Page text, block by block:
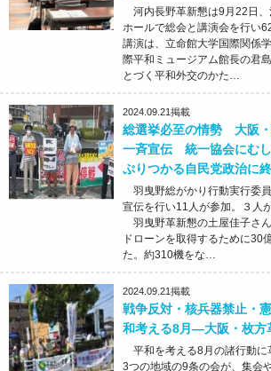
河内長野革新懇は9月22日、
ホールで総会と講演会を行い
講演は、立命館大学国際関係
際平和ミュージアム館長の君
とづく平和外交のかた…
2024.09.21掲載
総選挙必至の情勢 大阪
一斉宣伝 統一協会にむ
ぷりつかる自民党政治に
羽曳野総がかり行動実行委
宣伝を行い11人が参加。３人
羽曳野革新懇の土屋佳子さ
ドローンを取得するために30
た。約310機をな…
2024.09.21掲載
戦争反対・核兵器禁止・
和考える8月―大阪・枚方
平和を考える8月の諸行動に
3つの地域の9条の会が、集会